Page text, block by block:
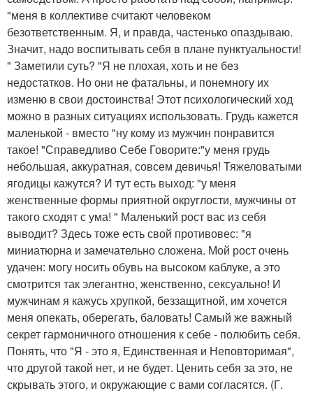
"меня в коллективе считают человеком
безответственным. Я, и правда, частенько опаздываю.
Значит, надо воспитывать себя в плане пунктуальности!
" Заметили суть? "Я не плохая, хоть и не без
недостатков. Но они не фатальны, и понемногу их
изменю в свои достоинства! Этот психологический ход
можно в разных ситуациях использовать. Грудь кажется
маленькой - вместо "ну кому из мужчин понравится
такое! "Справедливо Себе Говорите:"у меня грудь
небольшая, аккуратная, совсем девичья! Тяжеловатыми
ягодицы кажутся? И тут есть выход: "у меня
женственные формы приятной округлости, мужчины от
такого сходят с ума! " Маленький рост вас из себя
выводит? Здесь тоже есть свой противовес: "я
миниатюрна и замечательно сложена. Мой рост очень
удачен: могу носить обувь на высоком каблуке, а это
смотрится так элегантно, женственно, сексуально! И
мужчинам я кажусь хрупкой, беззащитной, им хочется
меня опекать, оберегать, баловать! Самый же важный
секрет гармоничного отношения к себе - полюбить себя.
Понять, что "Я - это я, Единственная и Неповторимая",
что другой такой нет, и не будет. Ценить себя за это, не
скрывать этого, и окружающие с вами согласятся. (Г.